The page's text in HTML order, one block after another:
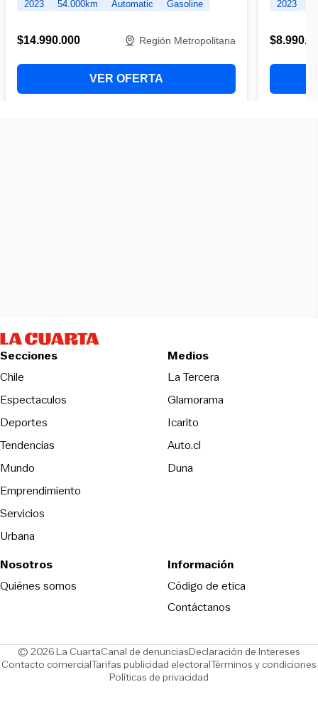
Secciones
Chile
Espectaculos
Deportes
Tendencias
Mundo
Emprendimiento
Servicios
Urbana
Medios
La TerceraOpens in new
Glamorama
Icarito
Auto.cl
DunaOpens in new window
Nosotros
Quiénes somos
Información
Código de eticaOpens in new
Contáctanos
© 2026 La CuartaCanal de denunciasOpens in new window
Declaración de Intereses
Contacto comercialOpens in new window
Tarifas publicidad electoralOpens in new window
Términos y condiciones
Políticas de privacidad